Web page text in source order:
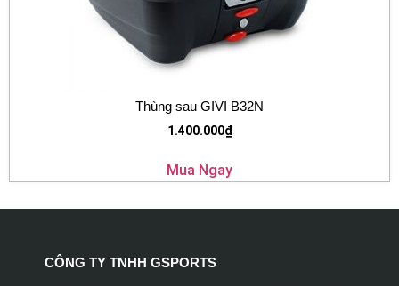
Thùng sau GIVI B32N
1.400.000₫
Mua Ngay
CÔNG TY TNHH GSPORTS